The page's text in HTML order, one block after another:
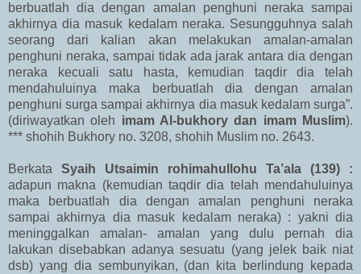
berbuatlah dia dengan amalan penghuni neraka sampai
akhirnya dia masuk kedalam neraka. Sesungguhnya salah
seorang dari kalian akan melakukan amalan-amalan
penghuni neraka, sampai tidak ada jarak antara dia dengan
neraka kecuali satu hasta, kemudian taqdir dia telah
mendahuluinya maka berbuatlah dia dengan amalan
penghuni surga sampai akhirnya dia masuk kedalam surga”.
(diriwayatkan oleh imam Al-bukhory dan imam Muslim).
*** shohih Bukhory no. 3208, shohih Muslim no. 2643.
Berkata Syaih Utsaimin rohimahullohu Ta’ala (139) :
adapun makna (kemudian taqdir dia telah mendahuluinya
maka berbuatlah dia dengan amalan penghuni neraka
sampai akhirnya dia masuk kedalam neraka) : yakni dia
meninggalkan amalan- amalan yang dulu pernah dia
lakukan disebabkan adanya sesuatu (yang jelek baik niat
dsb) yang dia sembunyikan, (dan kita berlindung kepada